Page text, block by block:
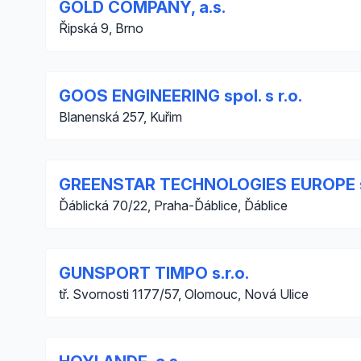
GOLD COMPANY, a.s.
Řipská 9, Brno
GOOS ENGINEERING spol. s r.o.
Blanenská 257, Kuřim
GREENSTAR TECHNOLOGIES
Ďáblická 70/22, Praha-Ďáblice, Ďáblice
GUNSPORT TIMPO s.r.o.
tř. Svornosti 1177/57, Olomouc, Nová Ulice